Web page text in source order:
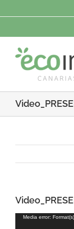
al
Reproductor
Media error: